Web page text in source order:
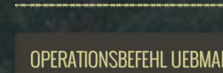
OPERATIONSBEFEHL